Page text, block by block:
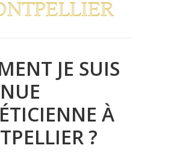
JE SUIS
À
?